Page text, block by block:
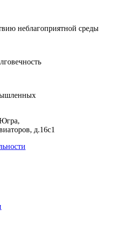
неблагоприятной среды
д.16с1